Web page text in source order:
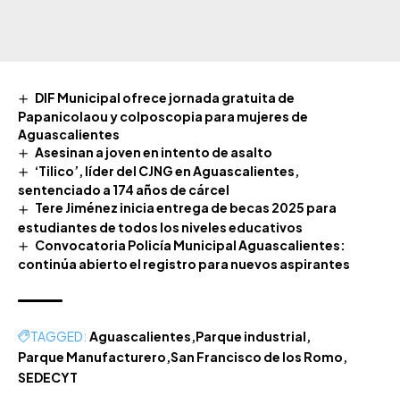
DIF Municipal ofrece jornada gratuita de
Papanicolaou y colposcopia para mujeres de
Aguascalientes
Asesinan a joven en intento de asalto
‘Tilico’, líder del CJNG en Aguascalientes,
sentenciado a 174 años de cárcel
Tere Jiménez inicia entrega de becas 2025 para
estudiantes de todos los niveles educativos
Convocatoria Policía Municipal Aguascalientes:
continúa abierto el registro para nuevos aspirantes
TAGGED: Aguascalientes Parque industrial
Parque Manufacturero San Francisco de los Romo
SEDECYT